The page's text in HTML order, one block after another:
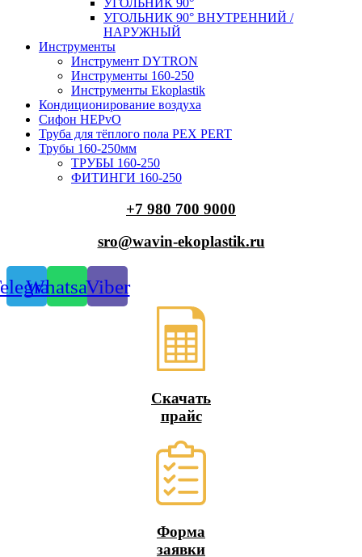
УГОЛЬНИК 90°
УГОЛЬНИК 90° ВНУТРЕННИЙ /
НАРУЖНЫЙ
Инструменты
Инструмент DYTRON
Инструменты 160-250
Инструменты Ekoplastik
Кондиционирование воздуха
Сифон HEPvO
Труба для тёплого пола PEX PERT
Трубы 160-250мм
ТРУБЫ 160-250
ФИТИНГИ 160-250
+7 980 700 9000
sro@wavin-ekoplastik.ru
WhatsappViber
Скачать
прайс
Форма
заявки